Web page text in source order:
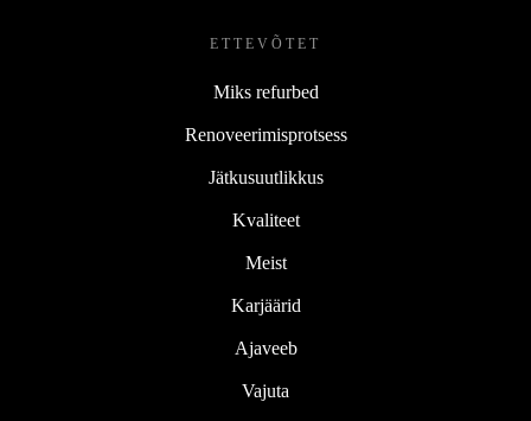
ETTEVÕTET
Miks refurbed
Renoveerimisprotsess
Jätkusuutlikkus
Kvaliteet
Meist
Karjäärid
Ajaveeb
Vajuta